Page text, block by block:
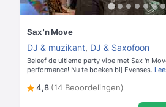
Sax 'n Move
DJ & muzikant, DJ & Saxofoon
Beleef de ultieme party vibe met Sax 'n
performance! Nu te boeken bij Evenses.
4,8 (14 Beoordelingen)